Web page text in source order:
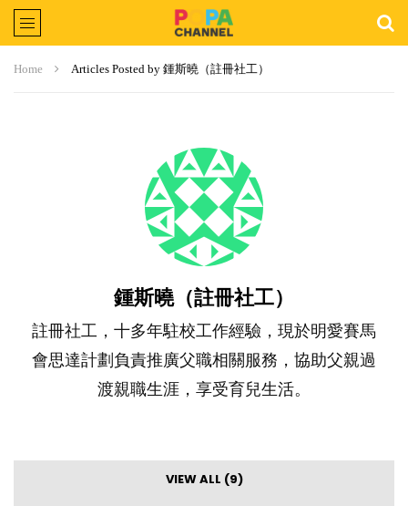
Home Articles Posted by 鍾斯曉（註冊社工）
鍾斯曉（註冊社工）
註冊社工，十多年駐校工作經驗，現於明愛賽馬
會思達計劃負責推廣父職相關服務，協助父親過
渡親職生涯，享受育兒生活。
VIEW ALL (9)